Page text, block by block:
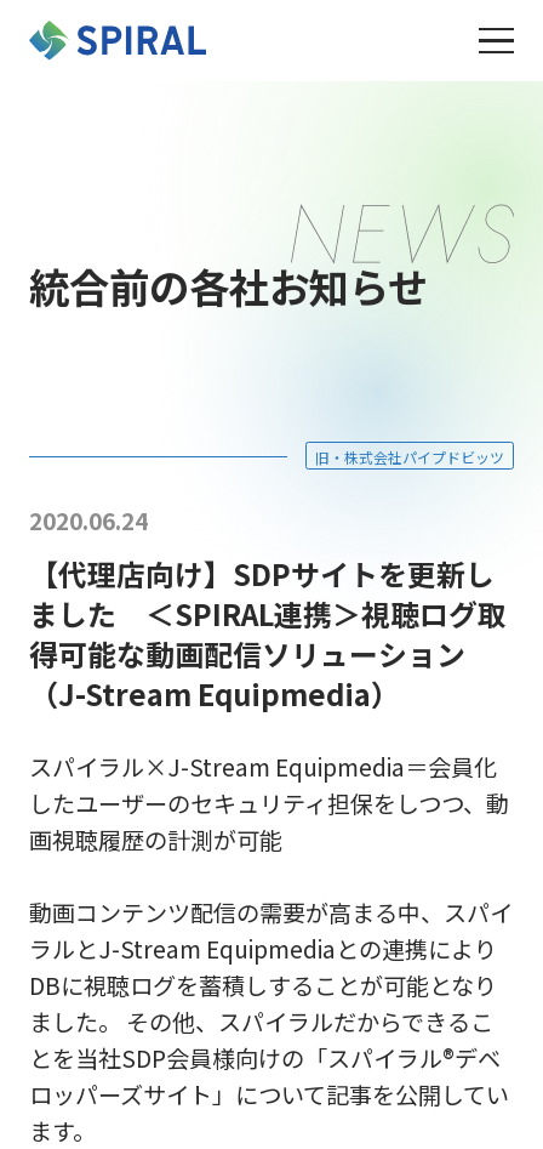
統合前の各社お知らせ
旧・株式会社パイプドビッツ
2020.06.24
【代理店向け】SDPサイトを更新し
ました ＜SPIRAL連携＞視聴ログ取
得可能な動画配信ソリューション
（J-Stream Equipmedia）
スパイラル×J-Stream Equipmedia＝会員化
したユーザーのセキュリティ担保をしつつ、動
画視聴履歴の計測が可能
動画コンテンツ配信の需要が高まる中、スパイ
ラルとJ-Stream Equipmediaとの連携により
DBに視聴ログを蓄積しすることが可能となり
ました。 その他、スパイラルだからできるこ
とを当社SDP会員様向けの「スパイラル®デベ
ロッパーズサイト」について記事を公開してい
ます。